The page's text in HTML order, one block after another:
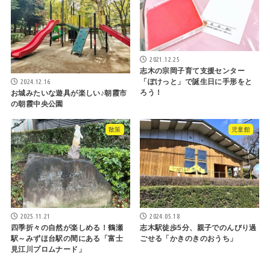
2024.12.16
お城みたいな遊具が楽しい♪朝霞市
の朝霞中央公園
2021.12.25
志木の宗岡子育て支援センター
「ぽけっと」で誕生日に手形をと
ろう！
散策
2025.11.21
四季折々の自然が楽しめる！鶴瀬
駅～みずほ台駅の間にある「富士
見江川プロムナード」
児童館
2024.05.18
志木駅徒歩5分、親子でのんびり過
ごせる「かきのきのおうち」